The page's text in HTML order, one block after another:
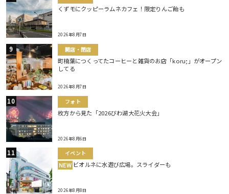
くずモにクッピーラムネカフェ！限定りんご飴も
2026年8月7日
開店・閉店
町楠葉につくってたコーヒーと雑貨のお店「koru;」がオープン
してる
2026年8月7日
フォト
枚方から見た「2026びわ湖大花火大会」
2026年8月6日
イベント
NEW ビオルネに水遊び広場。スライダーも
2026年8月8日